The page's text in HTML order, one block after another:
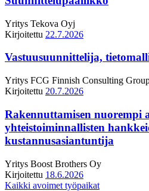
Yritys Tekova Oyj
Kirjoitettu 22.7.2026
Vastuusuunnittelija,
Yritys FCG Finnish Consulting
Kirjoitettu 20.7.2026
Rakennuttamisen nuorempi
yhteistoiminnallisten
kustannusasiantuntija
Yritys Boost Brothers Oy
Kirjoitettu 18.6.2026
Kaikki avoimet työpaikat